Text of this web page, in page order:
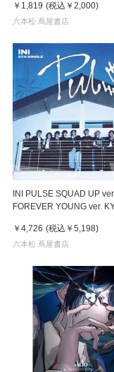
￥1,819 (税込 ￥2,000)
六本松 蔦屋書店
INI PULSE SQUAD UP
FOREVER YOUNG ver.
￥4,726 (税込 ￥5,198)
六本松 蔦屋書店